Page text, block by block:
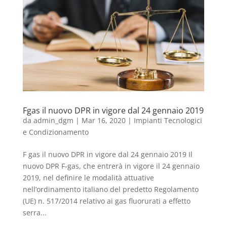
Fgas il nuovo DPR in vigore dal 24 gennaio 2019
da admin_dgm | Mar 16, 2020| Impianti Tecnologici
e Condizionamento
F gas il nuovo DPR in vigore dal 24 gennaio 2019 Il
nuovo DPR F-gas, che entrerà in vigore il 24 gennaio
2019, nel definire le modalità attuative
nell’ordinamento italiano del predetto Regolamento
(UE) n. 517/2014 relativo ai gas fluorurati a effetto
serra...